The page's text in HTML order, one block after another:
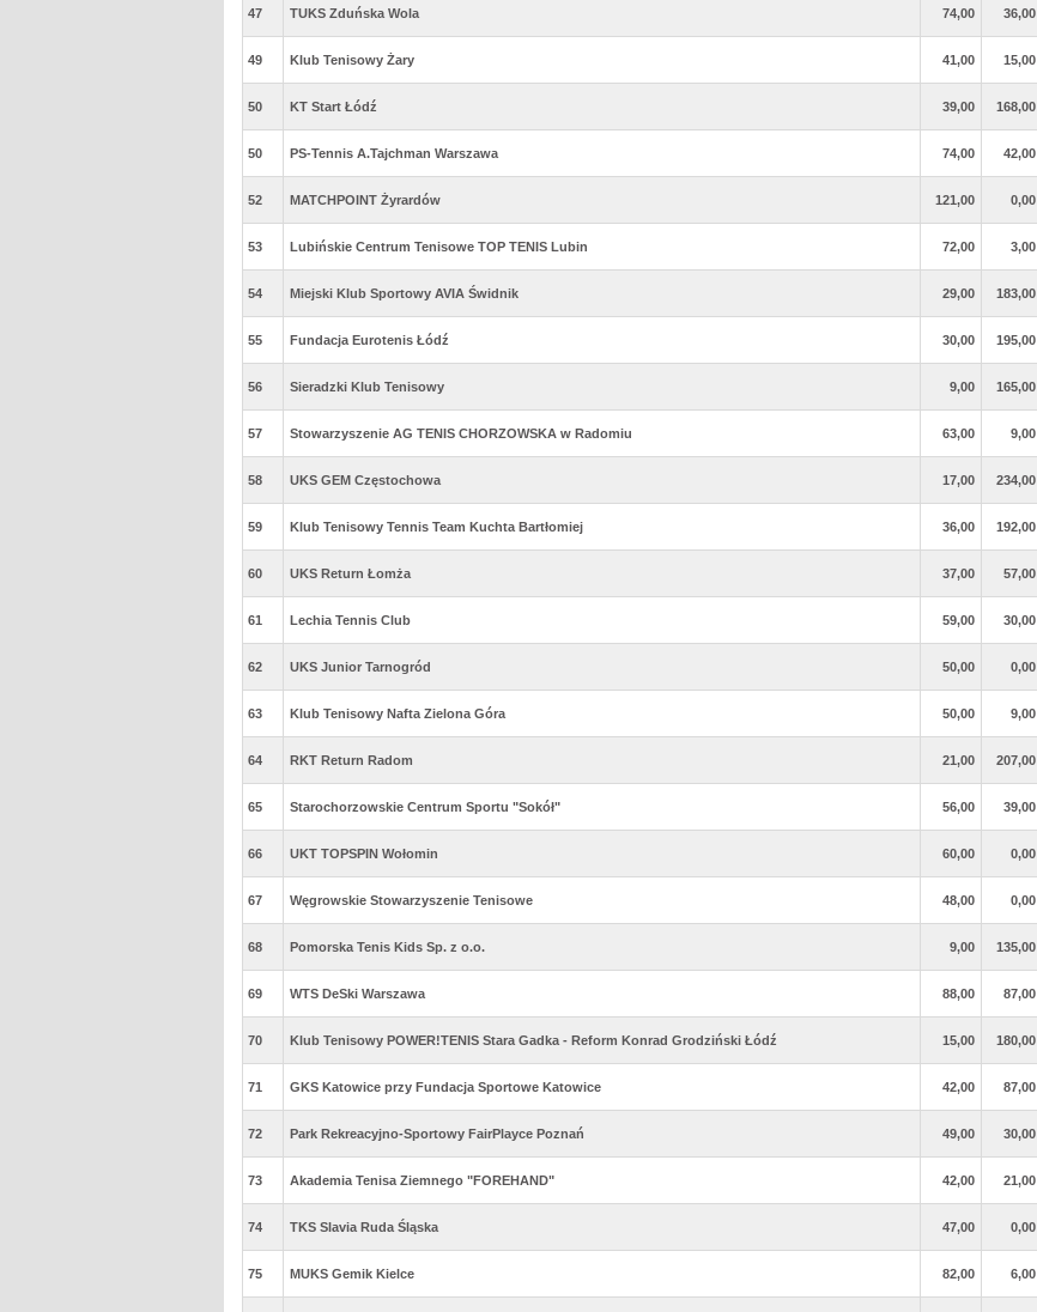
47 TUKS Zduńska Wola 74,00 36,00
49 Klub Tenisowy Żary 41,00 15,00
50 KT Start Łódź 39,00 168,00
50 PS-Tennis A.Tajchman Warszawa 74,00 42,00
52 MATCHPOINT Żyrardów 121,00 0,00
53 Lubińskie Centrum Tenisowe TOP TENIS Lubin 72,00 3,00
54 Miejski Klub Sportowy AVIA Świdnik 29,00 183,00
55 Fundacja Eurotenis Łódź 30,00 195,00
56 Sieradzki Klub Tenisowy 9,00 165,00
57 Stowarzyszenie AG TENIS CHORZOWSKA w Radomiu 63,00 9,00
58 UKS GEM Częstochowa 17,00 234,00
59 Klub Tenisowy Tennis Team Kuchta Bartłomiej 36,00 192,00
60 UKS Return Łomża 37,00 57,00
61 Lechia Tennis Club 59,00 30,00
62 UKS Junior Tarnogród 50,00 0,00
63 Klub Tenisowy Nafta Zielona Góra 50,00 9,00
64 RKT Return Radom 21,00 207,00
65 Starochorzowskie Centrum Sportu "Sokół" 56,00 39,00
66 UKT TOPSPIN Wołomin 60,00 0,00
67 Węgrowskie Stowarzyszenie Tenisowe 48,00 0,00
68 Pomorska Tenis Kids Sp. z o.o. 9,00 135,00
69 WTS DeSki Warszawa 88,00 87,00
70 Klub Tenisowy POWER!TENIS Stara Gadka - Reform Konrad Grodziński Łódź 15,00 180,00
71 GKS Katowice przy Fundacja Sportowe Katowice 42,00 87,00
72 Park Rekreacyjno-Sportowy FairPlayce Poznań 49,00 30,00
73 Akademia Tenisa Ziemnego "FOREHAND" 42,00 21,00
74 TKS Slavia Ruda Śląska 47,00 0,00
75 MUKS Gemik Kielce 82,00 6,00